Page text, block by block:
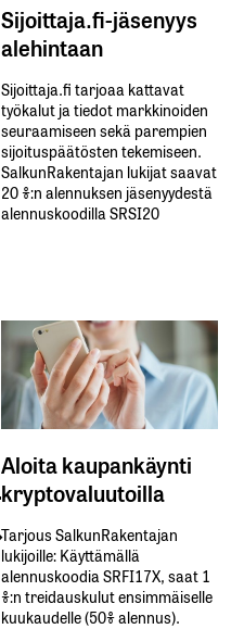
Sijoittaja.fi-jäsenyys
alehintaan
Sijoittaja.fi tarjoaa kattavat
työkalut ja tiedot markkinoiden
seuraamiseen sekä parempien
sijoituspäätösten tekemiseen.
SalkunRakentajan lukijat saavat
20 %:n alennuksen jäsenyydestä
alennuskoodilla SRSI20
Aloita kaupankäynti
kryptovaluutoilla
Tarjous SalkunRakentajan
lukijoille: Käyttämällä​ ​
alennuskoodia​ ​SRFI17X,​ ​saat​ ​1
%:n treidauskulut​ ​ensimmäiselle​ ​
kuukaudelle​ ​(50%​ ​alennus).